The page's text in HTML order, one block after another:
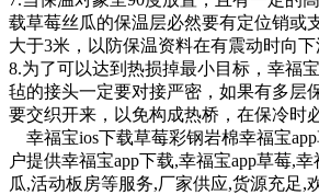
载草莓丝瓜的保温层必然要有定位销或支
大于3米，以防保温资料在有震动时向下滑
8.为了可以达到热损掉最小目标，幸
毡的接头一定要对接严密，如果有多
要交织开来，以免构成热桥，在保冷时
幸福宝ios下载草莓彩钢岩棉幸福宝
户提供幸福宝app下载,幸福宝app草莓,
瓜,活动板房等服务,厂家供应,货源充足,